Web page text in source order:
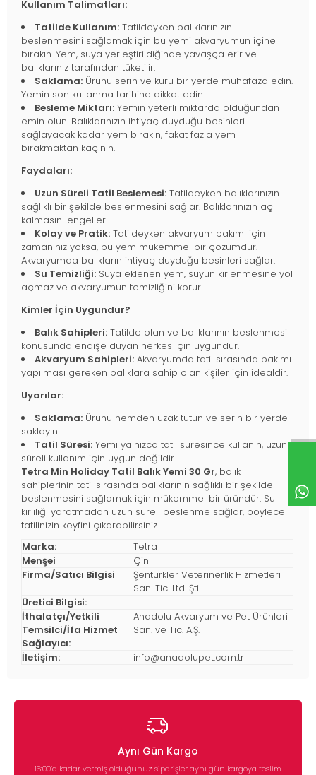
Kullanım Talimatları:
Tatilde Kullanım: Tatildeyken balıklarınızın
beslenmesini sağlamak için bu yemi akvaryumun içine
bırakın. Yem, suya yerleştirildiğinde yavaşça erir ve
balıklarınız tarafından tüketilir.
Saklama: Ürünü serin ve kuru bir yerde muhafaza edin.
Yemin son kullanma tarihine dikkat edin.
Besleme Miktarı: Yemin yeterli miktarda olduğundan
emin olun. Balıklarınızın ihtiyaç duyduğu besinleri
sağlayacak kadar yem bırakın, fakat fazla yem
bırakmaktan kaçının.
Faydaları:
Uzun Süreli Tatil Beslemesi: Tatildeyken balıklarınızın
sağlıklı bir şekilde beslenmesini sağlar. Balıklarınızın aç
kalmasını engeller.
Kolay ve Pratik: Tatildeyken akvaryum bakımı için
zamanınız yoksa, bu yem mükemmel bir çözümdür.
Akvaryumda balıkların ihtiyaç duyduğu besinleri sağlar.
Su Temizliği: Suya eklenen yem, suyun kirlenmesine yol
açmaz ve akvaryumun temizliğini korur.
Kimler İçin Uygundur?
Balık Sahipleri: Tatilde olan ve balıklarının beslenmesi
konusunda endişe duyan herkes için uygundur.
Akvaryum Sahipleri: Akvaryumda tatil sırasında bakımı
yapılması gereken balıklara sahip olan kişiler için idealdir.
Uyarılar:
Saklama: Ürünü nemden uzak tutun ve serin bir yerde
saklayın.
Tatil Süresi: Yemi yalnızca tatil süresince kullanın, uzun
süreli kullanım için uygun değildir.
Tetra Min Holiday Tatil Balık Yemi 30 Gr, balık
sahiplerinin tatil sırasında balıklarının sağlıklı bir şekilde
beslenmesini sağlamak için mükemmel bir üründür. Su
kirliliği yaratmadan uzun süreli beslenme sağlar, böylece
tatilinizin keyfini çıkarabilirsiniz.
Marka:
Tetra
Menşei
Çin
Firma/Satıcı Bilgisi
Şentürkler Veterinerlik Hizmetleri
San. Tic. Ltd. Şti.
Üretici Bilgisi:
İthalatçı/Yetkili
Temsilci/İfa Hizmet
Sağlayıcı:
Anadolu Akvaryum ve Pet Ürünleri
San. ve Tic. A.Ş.
İletişim: info@anadolupet.com.tr
Aynı Gün Kargo
16:00’a kadar vermiş olduğunuz siparişler aynı gün kargoya teslim